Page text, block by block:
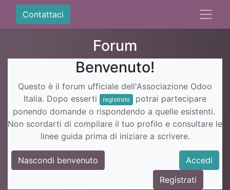
Contattaci
Forum
Benvenuto!
Questo è il forum ufficiale dell'Associazione Odoo
Italia. Dopo esserti
registrato
potrai partecipare
ponendo domande o rispondendo a quelle esistenti.
Non scordarti di compilare il tuo profilo e consultare le
linee guida prima di iniziare a scrivere.
Nascondi benvenuto
Accedi
Registrati